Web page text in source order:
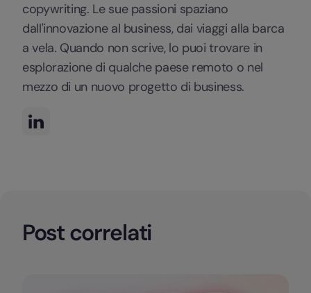
copywriting. Le sue passioni spaziano
dall'innovazione al business, dai viaggi alla barca
a vela. Quando non scrive, lo puoi trovare in
esplorazione di qualche paese remoto o nel
mezzo di un nuovo progetto di business.
Post correlati